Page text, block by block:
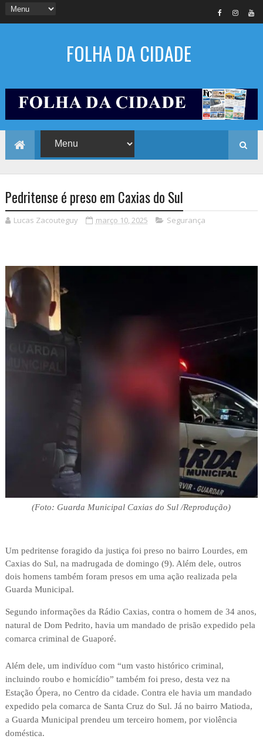
FOLHA DA CIDADE
Pedritense é preso em Caxias do Sul
Lucas Zacouteguy março 10, 2025 Segurança
(Foto: Guarda Municipal Caxias do Sul /Reprodução)
Um pedritense foragido da justiça foi preso no bairro Lourdes, em
Caxias do Sul, na madrugada de domingo (9). Além dele, outros
dois homens também foram presos em uma ação realizada pela
Guarda Municipal.
Segundo informações da Rádio Caxias, contra o homem de 34 anos,
natural de Dom Pedrito, havia um mandado de prisão expedido pela
comarca criminal de Guaporé.
Além dele, um indivíduo com “um vasto histórico criminal,
incluindo roubo e homicídio” também foi preso, desta vez na
Estação Ópera, no Centro da cidade. Contra ele havia um mandado
expedido pela comarca de Santa Cruz do Sul. Já no bairro Matioda,
a Guarda Municipal prendeu um terceiro homem, por violência
doméstica.